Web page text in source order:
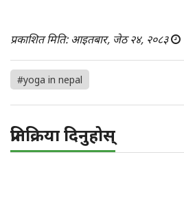
प्रकाशित मिति: आइतबार, जेठ २४, २०८३
#yoga in nepal
प्रतिक्रिया दिनुहोस्